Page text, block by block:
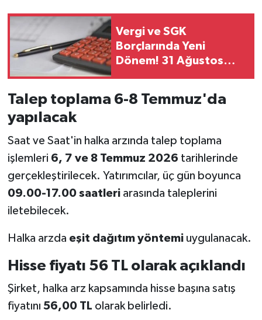
Vergi ve SGK
Borçlarında Yeni
Dönem! 31 Ağustos
Talep toplama 6-8 Temmuz'da
yapılacak
Saat ve Saat'in halka arzında talep toplama
işlemleri 6, 7 ve 8 Temmuz 2026 tarihlerinde
gerçekleştirilecek. Yatırımcılar, üç gün boyunca
09.00-17.00 saatleriarasında taleplerini
iletebilecek.
Halka arzda eşit dağıtım yöntemiuygulanacak.
Hisse fiyatı 56 TL olarak açıklandı
Şirket, halka arz kapsamında hisse başına satış
fiyatını 56,00 TL olarak belirledi.